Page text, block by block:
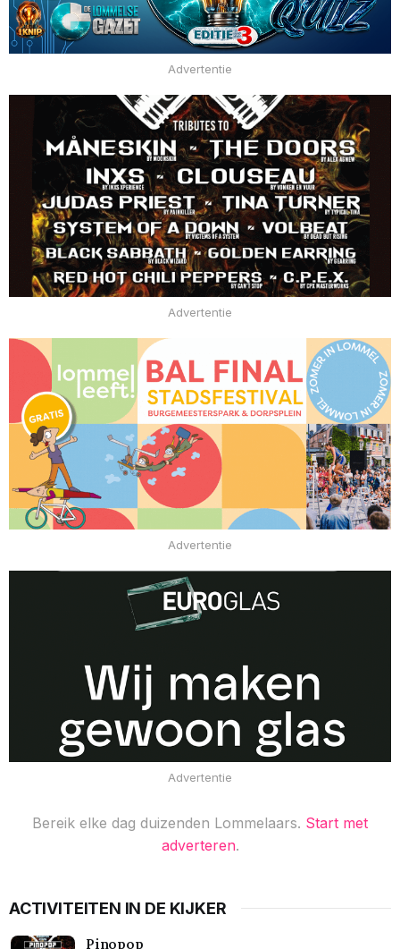
Advertentie
Advertentie
Advertentie
Advertentie
Bereik elke dag duizenden Lommelaars. Start met
adverteren.
ACTIVITEITEN IN DE KIJKER
Pinopop